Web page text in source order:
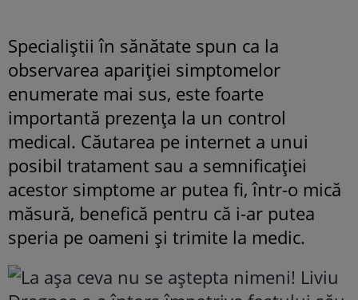
Specialiștii în sănătate spun ca la
observarea apariției simptomelor
enumerate mai sus, este foarte
importantă prezența la un control
medical. Căutarea pe internet a unui
posibil tratament sau a semnificației
acestor simptome ar putea fi, într-o mică
măsură, benefică pentru că i-ar putea
speria pe oameni și trimite la medic.